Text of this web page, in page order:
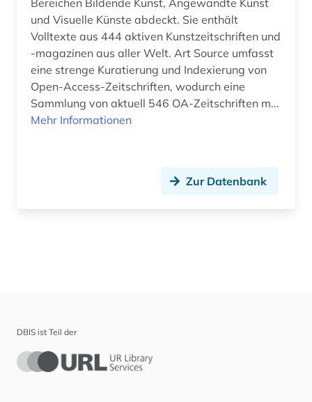
Bereichen Bildende Kunst, Angewandte Kunst
und Visuelle Künste abdeckt. Sie enthält
Volltexte aus 444 aktiven Kunstzeitschriften und
-magazinen aus aller Welt. Art Source umfasst
eine strenge Kuratierung und Indexierung von
Open-Access-Zeitschriften, wodurch eine
Sammlung von aktuell 546 OA-Zeitschriften m...
Mehr Informationen
Zur Datenbank
DBIS ist Teil der